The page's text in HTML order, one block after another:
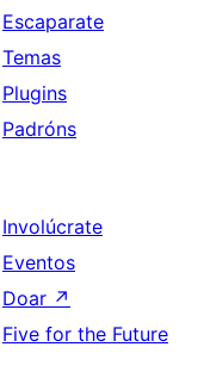
Escaparate
Temas
Plugins
Padróns
Involúcrate
Eventos
Doar ↗
Five for the Future